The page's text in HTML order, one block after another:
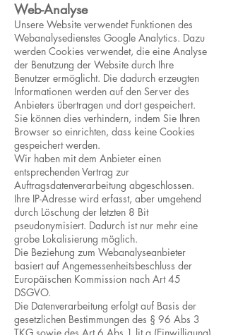
Web-Analyse
Unsere Website verwendet Funktionen des
Webanalysedienstes Google Analytics. Dazu
werden Cookies verwendet, die eine Analyse
der Benutzung der Website durch Ihre
Benutzer ermöglicht. Die dadurch erzeugten
Informationen werden auf den Server des
Anbieters übertragen und dort gespeichert.
Sie können dies verhindern, indem Sie Ihren
Browser so einrichten, dass keine Cookies
gespeichert werden.
Wir haben mit dem Anbieter einen
entsprechenden Vertrag zur
Auftragsdatenverarbeitung abgeschlossen.
Ihre IP-Adresse wird erfasst, aber umgehend
durch Löschung der letzten 8 Bit
pseudonymisiert. Dadurch ist nur mehr eine
grobe Lokalisierung möglich.
Die Beziehung zum Webanalyseanbieter
basiert auf Angemessenheitsbeschluss der
Europäischen Kommission nach Art 45
DSGVO.
Die Datenverarbeitung erfolgt auf Basis der
gesetzlichen Bestimmungen des § 96 Abs 3